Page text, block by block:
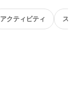
アクティビティ ス